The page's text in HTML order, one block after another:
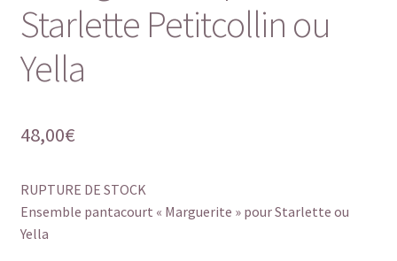
Starlette Petitcollin ou
Yella
48,00€
RUPTURE DE STOCK
Ensemble pantacourt « Marguerite » pour Starlette ou
Yella